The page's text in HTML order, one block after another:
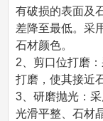
有破损的表面及
差降至最低。采
石材颜色。
2、剪口位打磨
打磨，使其接近
3、研磨抛光：
光滑平整、石材